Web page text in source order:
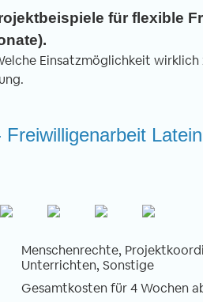
für flexible
Einsatzmöglichkeit
Menschenrechte,
Unterrichten, Sonstige
Gesamtkosten für 4 Wochen